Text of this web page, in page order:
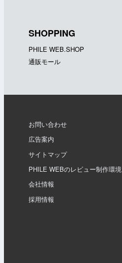
SHOPPING
PHILE WEB.SHOP
通販モール
お問い合わせ
広告案内
サイトマップ
PHILE WEBのレビュー制作環境
会社情報
採用情報